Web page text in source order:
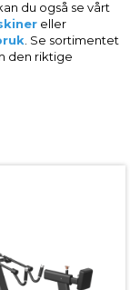
du også se vårt
eller
. Se sortimentet
den riktige